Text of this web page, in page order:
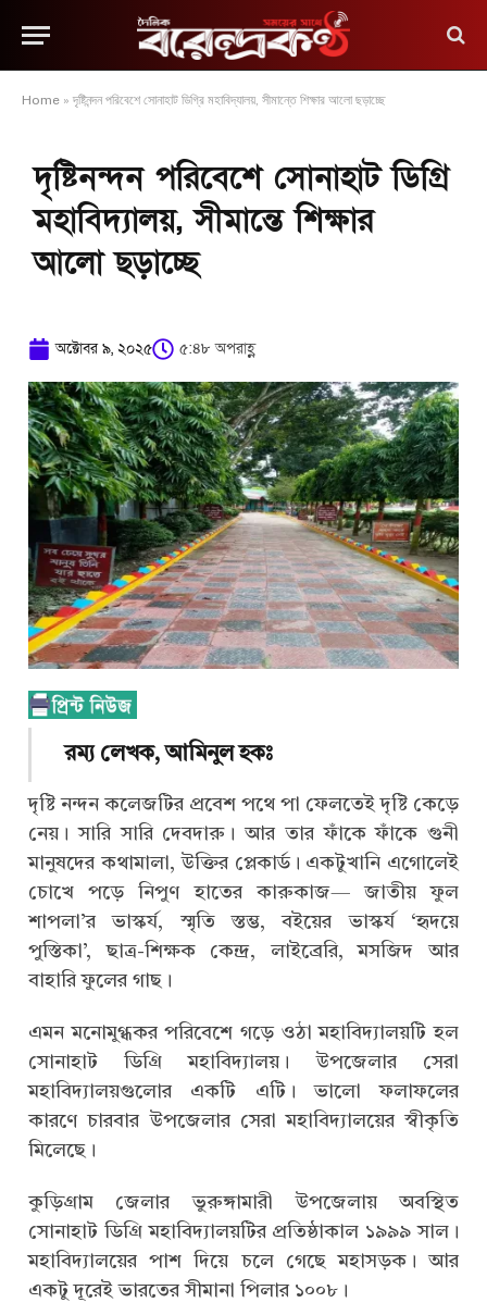
Home » দৃষ্টিনন্দন পরিবেশে সোনাহাট ডিগ্রি মহাবিদ্যালয়, সীমান্তে শিক্ষার আলো ছড়াচ্ছে
দৃষ্টিনন্দন পরিবেশে সোনাহাট ডিগ্রি
মহাবিদ্যালয়, সীমান্তে শিক্ষার
আলো ছড়াচ্ছে
অক্টোবর ৯, ২০২৫ ৫:৪৮ অপরাহ্ণ
রম্য লেখক, আমিনুল হকঃ
দৃষ্টি নন্দন কলেজটির প্রবেশ পথে পা ফেলতেই দৃষ্টি কেড়ে
নেয়। সারি সারি দেবদারু। আর তার ফাঁকে ফাঁকে গুনী
মানুষদের কথামালা, উক্তির প্লেকার্ড। একটুখানি এগোলেই
চোখে পড়ে নিপুণ হাতের কারুকাজ— জাতীয় ফুল
শাপলা’র ভাস্কর্য, স্মৃতি স্তম্ভ, বইয়ের ভাস্কর্য ‘হৃদয়ে
পুস্তিকা’, ছাত্র-শিক্ষক কেন্দ্র, লাইব্রেরি, মসজিদ আর
বাহারি ফুলের গাছ।
এমন মনোমুগ্ধকর পরিবেশে গড়ে ওঠা মহাবিদ্যালয়টি হল
সোনাহাট ডিগ্রি মহাবিদ্যালয়। উপজেলার সেরা
মহাবিদ্যালয়গুলোর একটি এটি। ভালো ফলাফলের
কারণে চারবার উপজেলার সেরা মহাবিদ্যালয়ের স্বীকৃতি
মিলেছে।
কুড়িগ্রাম জেলার ভুরুঙ্গামারী উপজেলায় অবস্থিত
সোনাহাট ডিগ্রি মহাবিদ্যালয়টির প্রতিষ্ঠাকাল ১৯৯৯ সাল।
মহাবিদ্যালয়ের পাশ দিয়ে চলে গেছে মহাসড়ক। আর
একটু দূরেই ভারতের সীমানা পিলার ১০০৮।